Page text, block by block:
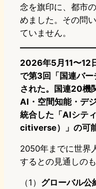
念を旗印に、都市
めました。その問
ていません。
2026年5月11〜12
で第3回「国連バ
された。国連20機
AI・空間知能・デ
統合した「AIシテ
citiverse）」の可
2050年までに世界
するとの見通しのも
（1） グローバル公